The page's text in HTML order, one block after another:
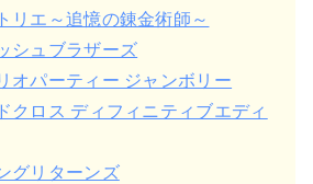
リエ～追憶の錬金術師～
シュブラザーズ
オパーティー ジャンボリー
クロス ディフィニティブエディ
グリターンズ